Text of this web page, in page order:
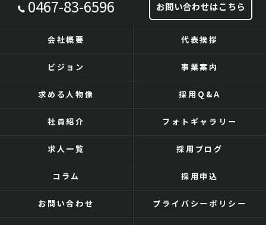
0467-83-6596 お問い合わせはこちら
会社概要 代表挨拶
ビジョン 事業案内
求める人物像 採用Q&A
社員紹介 フォトギャラリー
求人一覧 採用ブログ
コラム 採用申込
お問い合わせ プライバシーポリシー